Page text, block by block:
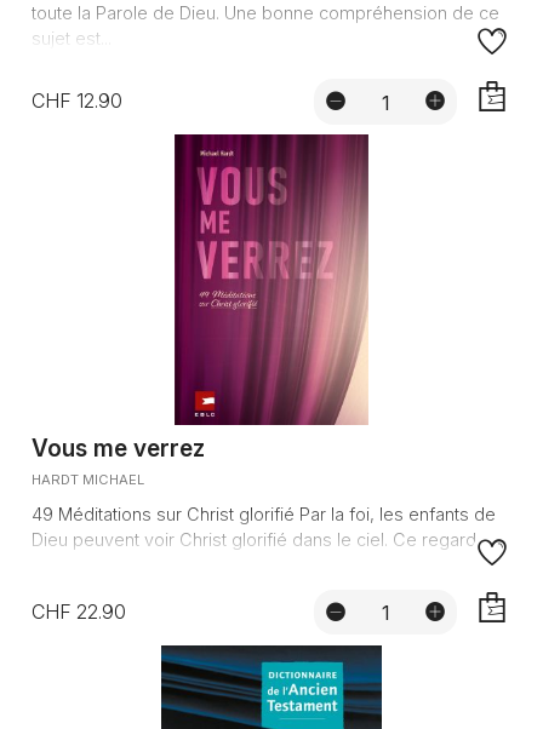
toute la Parole de Dieu. Une bonne compréhension de ce
sujet est...
CHF 12.90
Vous me verrez
HARDT MICHAEL
49 Méditations sur Christ glorifié Par la foi, les enfants de
Dieu peuvent voir Christ glorifié dans le ciel. Ce regard...
CHF 22.90